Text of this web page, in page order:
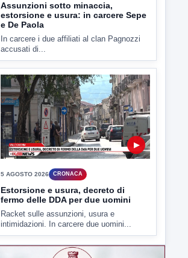
Assunzioni sotto minaccia,
estorsione e usura: in carcere Sepe
e De Paola
In carcere i due affiliati al clan Pagnozzi
accusati di...
▶
5 AGOSTO 2026 CRONACA
Estorsione e usura, decreto di
fermo delle DDA per due uomini
Racket sulle assunzioni, usura e
intimidazioni. In carcere due uomini...